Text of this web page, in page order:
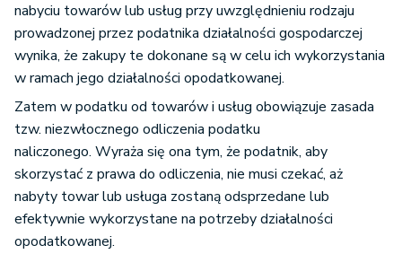
nabyciu towarów lub usług przy uwzględnieniu rodzaju
prowadzonej przez podatnika działalności gospodarczej
wynika, że zakupy te dokonane są w celu ich wykorzystania
w ramach jego działalności opodatkowanej.
Zatem w podatku od towarów i usług obowiązuje zasada
tzw. niezwłocznego odliczenia podatku
naliczonego. Wyraża się ona tym, że podatnik, aby
skorzystać z prawa do odliczenia, nie musi czekać, aż
nabyty towar lub usługa zostaną odsprzedane lub
efektywnie wykorzystane na potrzeby działalności
opodatkowanej.